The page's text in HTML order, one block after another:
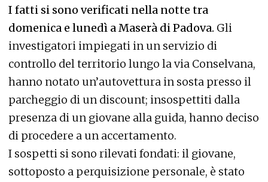
I fatti si sono verificati nella notte tra
domenica e lunedì a Maserà di Padova. Gli
investigatori impiegati in un servizio di
controllo del territorio lungo la via Conselvana,
hanno notato un’autovettura in sosta presso il
parcheggio di un discount; insospettiti dalla
presenza di un giovane alla guida, hanno deciso
di procedere a un accertamento.
I sospetti si sono rilevati fondati: il giovane,
sottoposto a perquisizione personale, è stato